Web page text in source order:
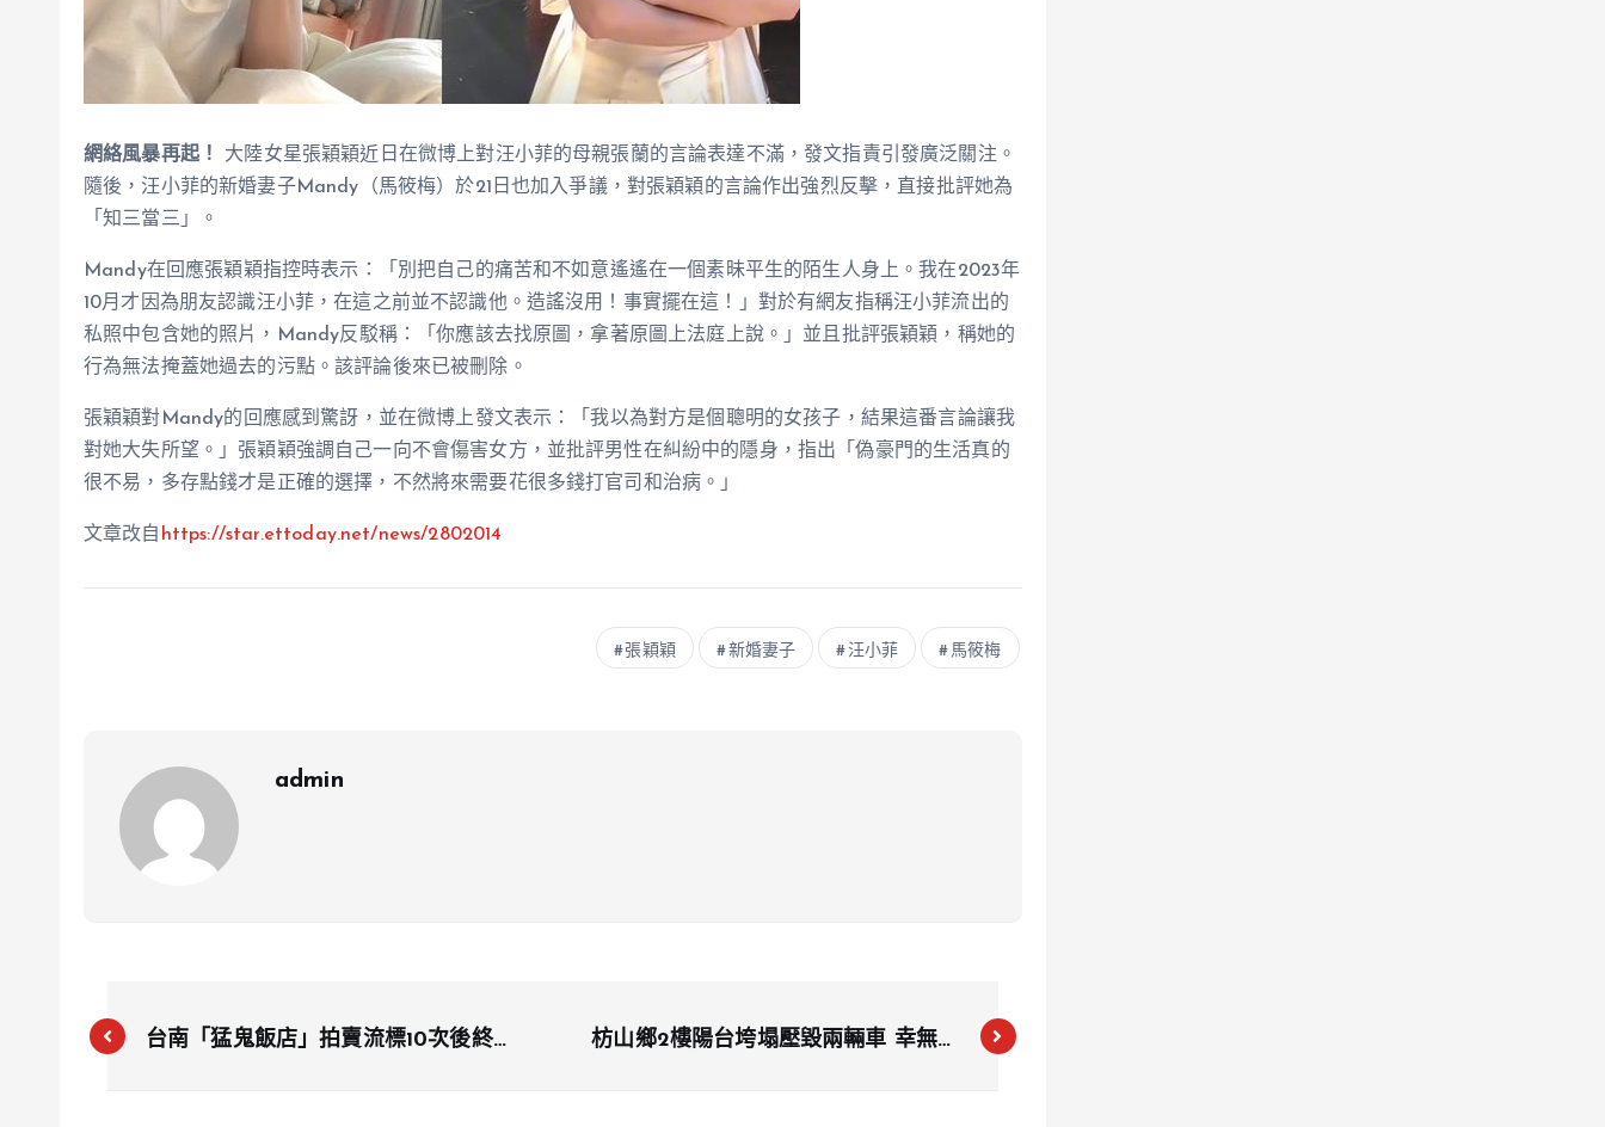
網絡風暴再起！
大陸女星張穎穎近日在微博上對汪小菲的母親張蘭的言論表達不滿，發文指責引發廣泛關注。
隨後，汪小菲的新婚妻子Mandy（馬筱梅）於21日也加入爭議，對張穎穎的言論作出強烈反擊，直接批評她為
「知三當三」。
Mandy在回應張穎穎指控時表示：「別把自己的痛苦和不如意遙遙在一個素昧平生的陌生人身上。我在2023年
10月才因為朋友認識汪小菲，在這之前並不認識他。造謠沒用！事實擺在這！」對於有網友指稱汪小菲流出的
私照中包含她的照片，Mandy反駁稱：「你應該去找原圖，拿著原圖上法庭上說。」並且批評張穎穎，稱她的
行為無法掩蓋她過去的污點。該評論後來已被刪除。
張穎穎對Mandy的回應感到驚訝，並在微博上發文表示：「我以為對方是個聰明的女孩子，結果這番言論讓我
對她大失所望。」張穎穎強調自己一向不會傷害女方，並批評男性在糾紛中的隱身，指出「偽豪門的生活真的
很不易，多存點錢才是正確的選擇，不然將來需要花很多錢打官司和治病。」
文章改自 https://star.ettoday.net/news/2802014
張穎穎 新婚妻子 汪小菲 馬筱梅
admin
台南「猛鬼飯店」拍賣流標10次後終於
枋山鄉2樓陽台垮塌壓毀兩輛車 幸無人